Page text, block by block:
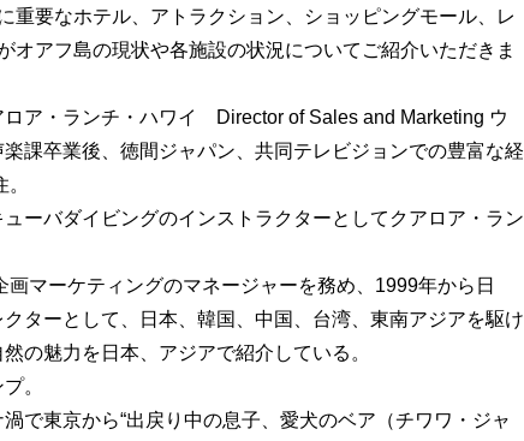
重要なホテル、アトラクション、ショッピングモール、レ
オアフ島の現状や各施設の状況についてご紹介いただきま
ア・ランチ・ハワイ Director of Sales and Marketing ウ
課卒業後、徳間ジャパン、共同テレビジョンでの豊富な経
ーバダイビングのインストラクターとしてクアロア・ラン
マーケティングのマネージャーを務め、1999年から日
ターとして、日本、韓国、中国、台湾、東南アジアを駆け
の魅力を日本、アジアで紹介している。
。
で東京から“出戻り中の息子、愛犬のベア（チワワ・ジャ